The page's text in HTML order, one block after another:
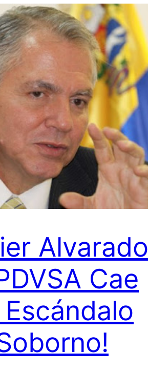
Alvarado
Cae